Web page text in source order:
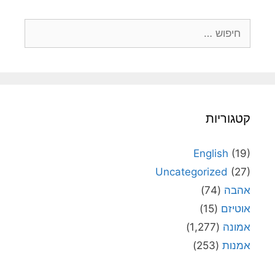
קטגוריות
English (19)
Uncategorized (27)
אהבה (74)
אוטיזם (15)
אמונה (1,277)
אמנות (253)